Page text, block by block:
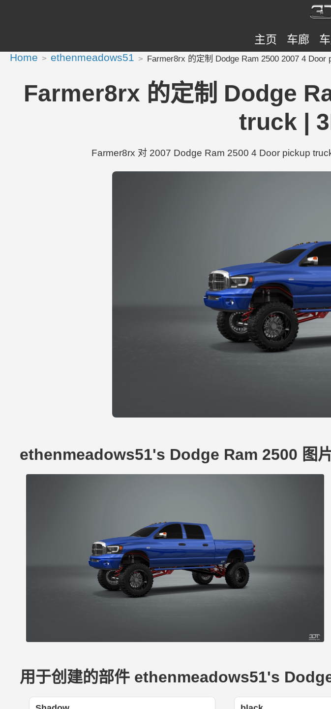
主页 车廊
Home ethenmeadows51 Farmer8rx 的定制 Dodge Ram 2500 2007 4 Door
Farmer8rx 的定制 Dodge
truck |
Farmer8rx 对 2007 Dodge Ram 2500 4 Door pickup
ethenmeadows51's Dodge Ram 2500 图
用于创建的部件 ethenmeadows51's